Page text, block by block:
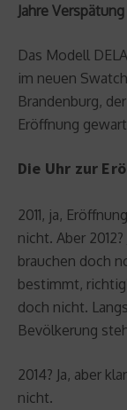
Jahre
Das Modell
im neuen
Brandenburg,
Eröffnung
Die Uhr zur
2011, ja,
nicht. Aber
brauchen doch
bestimmt,
doch nicht.
Bevölkerung
2014? Ja, aber
nicht.